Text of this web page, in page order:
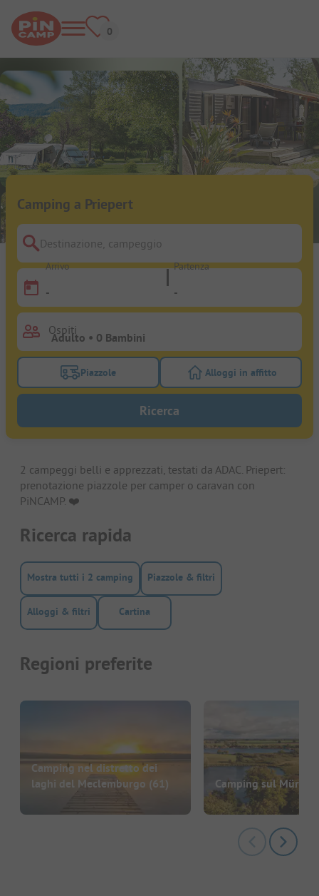
Camping a Priepert
Destinazione, campeggio
Arrivo
-
Partenza
-
Ospiti
Attivare il filtro piazzole per cercare piazzole
Piazzole Attivare il filtro
Alloggi in affitto
Ricerca
2 campeggi belli e apprezzati, testati da ADAC. Priepert:
prenotazione piazzole per camper o caravan con
PiNCAMP. ❤️️
Ricerca rapida
Mostra tutti i 2 camping Piazzole & filtri
Alloggi & filtri Cartina
Regioni preferite
Camping nel distretto dei
laghi del Meclemburgo (61) Camping sul Müritz